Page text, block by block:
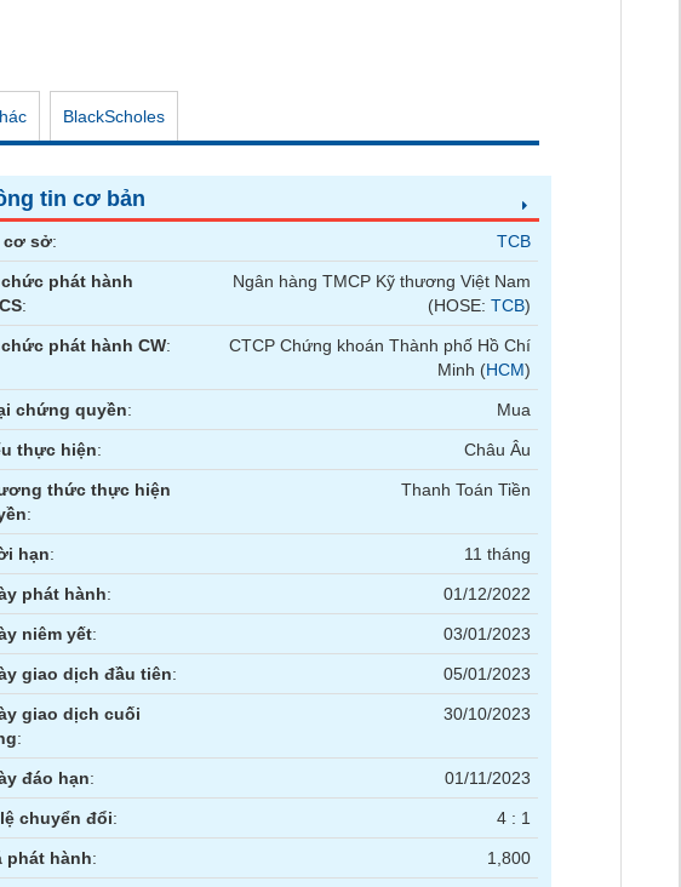
BlackScholes
tin cơ bản
cơ sở: TCB
phát hành
:
Ngân hàng TMCP Kỹ thương Việt Nam
(HOSE:TCB)
phát hành CW:
CTCP Chứng khoán Thành phố Hồ Chí
Minh (HCM)
chứng quyền: Mua
thực hiện: Châu Âu
thức thực hiện
:
Thanh Toán Tiền
hạn: 11 tháng
phát hành: 01/12/2022
niêm yết: 03/01/2023
giao dịch đầu tiên: 05/01/2023
giao dịch cuối
:
30/10/2023
đáo hạn: 01/11/2023
chuyển đổi: 4 : 1
phát hành: 1,800